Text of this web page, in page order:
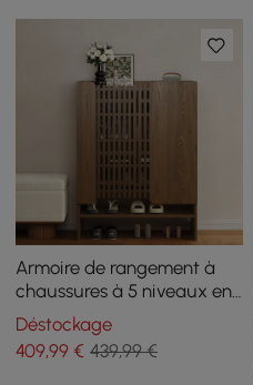
Armoire de rangement à
chaussures à 5 niveaux en
bois massif de noyer, 900
mm
Déstockage
409,99 € 439,99 €